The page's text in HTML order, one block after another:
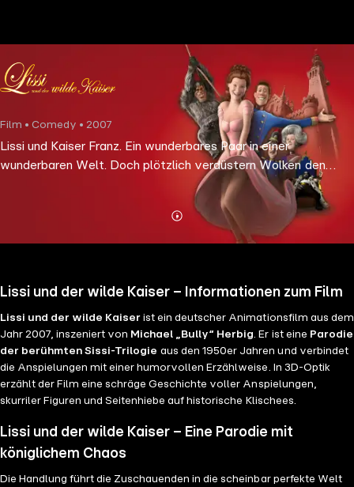
page
Film • Comedy • 2007
Lissi und Kaiser Franz. Ein wunderbares Paar in einer
wunderbaren Welt. Doch plötzlich verdüstern Wolken den
Himmel über Schloss Schöngrün: Kaiserin Lissi wird Opfer einer
Entführung! Der der tapfere Franzl nimmt die Verfolgung auf.
Mehr
Details
Lissi und der wilde Kaiser – Informationen zum Film
Lissi und der wilde Kaiser ist ein deutscher Animationsfilm aus dem
Jahr 2007, inszeniert von Michael „Bully“ Herbig. Er ist eine Parodie
der berühmten Sissi-Trilogie aus den 1950er Jahren und verbindet
die Anspielungen mit einer humorvollen Erzählweise. In 3D-Optik
erzählt der Film eine schräge Geschichte voller Anspielungen,
skurriler Figuren und Seitenhiebe auf historische Klischees.
Lissi und der wilde Kaiser – Eine Parodie mit
königlichem Chaos
Die Handlung führt die Zuschauenden in die scheinbar perfekte Welt